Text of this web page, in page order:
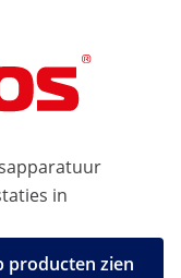
in
producten zien